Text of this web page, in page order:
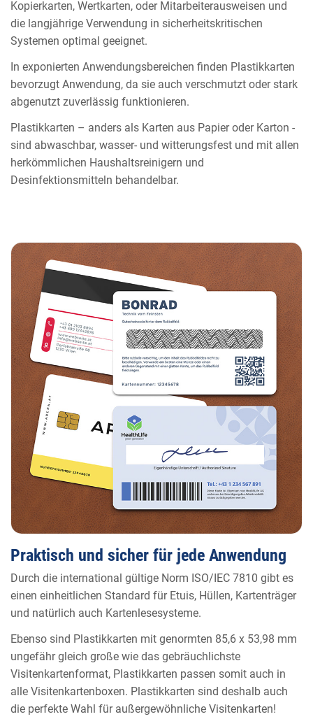
Kopierkarten, Wertkarten, oder Mitarbeiterausweisen und
die langjährige Verwendung in sicherheitskritischen
Systemen optimal geeignet.
In exponierten Anwendungsbereichen finden Plastikkarten
bevorzugt Anwendung, da sie auch verschmutzt oder stark
abgenutzt zuverlässig funktionieren.
Plastikkarten – anders als Karten aus Papier oder Karton -
sind abwaschbar, wasser- und witterungsfest und mit allen
herkömmlichen Haushaltsreinigern und
Desinfektionsmitteln behandelbar.
Praktisch und sicher für jede Anwendung
Durch die international gültige Norm ISO/IEC 7810 gibt es
einen einheitlichen Standard für Etuis, Hüllen, Kartenträger
und natürlich auch Kartenlesesysteme.
Ebenso sind Plastikkarten mit genormten 85,6 x 53,98 mm
ungefähr gleich große wie das gebräuchlichste
Visitenkartenformat, Plastikkarten passen somit auch in
alle Visitenkartenboxen. Plastikkarten sind deshalb auch
die perfekte Wahl für außergewöhnliche Visitenkarten!